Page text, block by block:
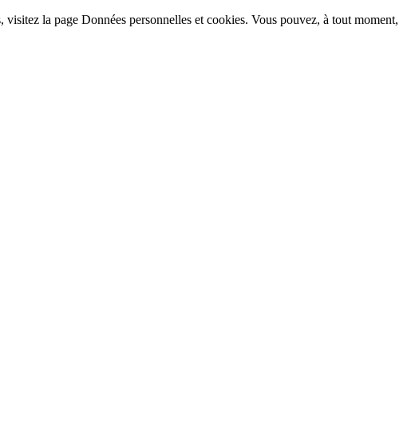
la page Données personnelles et cookies. Vous pouvez, à tout moment,